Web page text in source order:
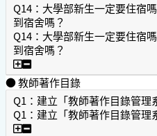
Q14：大學部新生一定要住宿
到宿舍嗎？
Q14：大學部新生一定要住宿
到宿舍嗎？
Q14：大學部新生一定要
● 教師著作目錄
Q1：建立「教師著作目錄管理
Q1：建立「教師著作目錄管理
Q1：建立「教師著作目錄